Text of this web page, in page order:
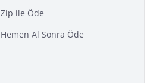
Zip ile Öde
Hemen Al Sonra Öde